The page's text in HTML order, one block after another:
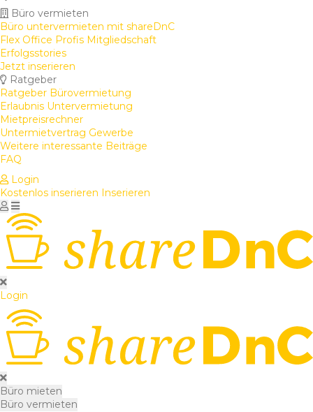
Büro vermieten
Büro untervermieten mit shareDnC
Flex Office Profis Mitgliedschaft
Erfolgsstories
Jetzt inserieren
Ratgeber
Ratgeber Bürovermietung
Erlaubnis Untervermietung
Mietpreisrechner
Untermietvertrag Gewerbe
Weitere interessante Beiträge
FAQ
Login
Kostenlos inserieren Inserieren
Login
Büro mieten
Büro vermieten